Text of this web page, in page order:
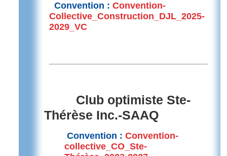
Convention : Convention-
Collective_Construction_DJL_2025-
2029_VC
Club optimiste Ste-
Thérèse Inc.-SAAQ
Convention : Convention-
collective_CO_Ste-